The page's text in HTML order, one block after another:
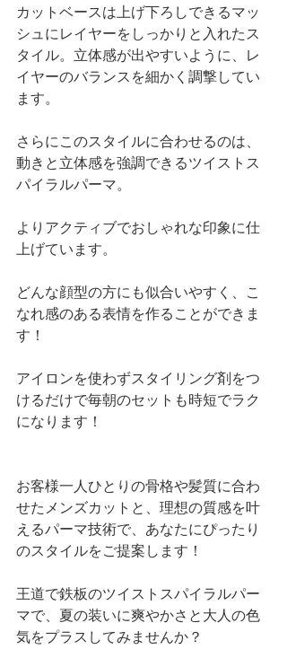
カットベースは上げ下ろしできるマッ
シュにレイヤーをしっかりと入れたス
タイル。立体感が出やすいように、レ
イヤーのバランスを細かく調撃してい
ます。
さらにこのスタイルに合わせるのは、
動きと立体感を強調できるツイストス
パイラルパーマ。
よりアクティブでおしゃれな印象に仕
上げています。
どんな顔型の方にも似合いやすく、こ
なれ感のある表情を作ることができま
す！
アイロンを使わずスタイリング剤をつ
けるだけで毎朝のセットも時短でラク
になります！
お客様一人ひとりの骨格や髪質に合わ
せたメンズカットと、理想の質感を叶
えるパーマ技術で、あなたにぴったり
のスタイルをご提案します！
王道で鉄板のツイストスパイラルパー
マで、夏の装いに爽やかさと大人の色
気をプラスしてみませんか？